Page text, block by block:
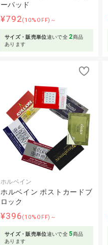
ーパッド
¥792(10%OFF)～
サイズ・販売単位違いで全 2商品
あります
ホルベイン
ホルベイン ポストカードブ
ロック
¥396(10%OFF)～
サイズ・販売単位違いで全 5商品
あります